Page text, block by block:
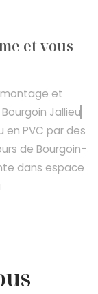
et vous
et
Jallieu
en PVC par des
de Bourgoin-
dans espace